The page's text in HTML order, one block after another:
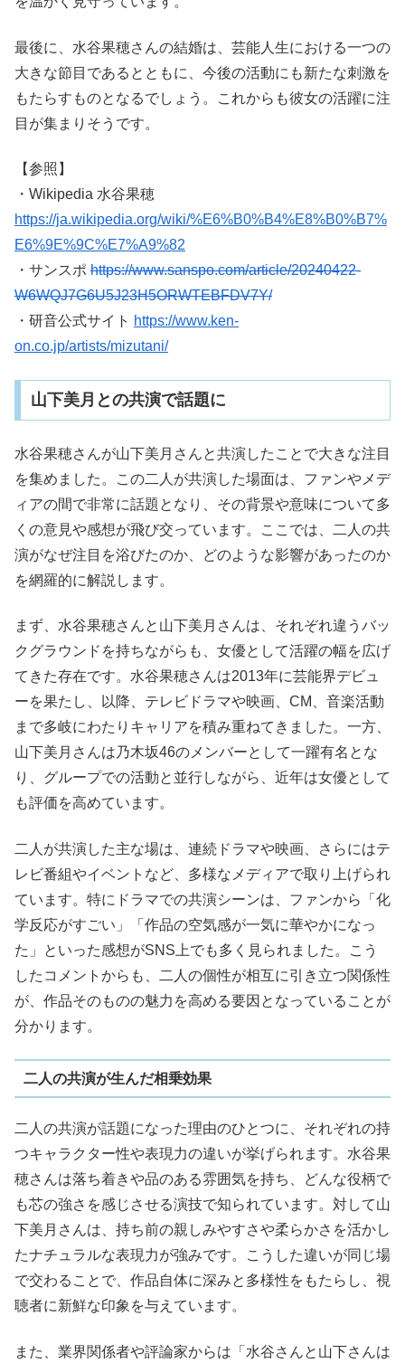
最後に、水谷果穂さんの結婚は、芸能人生における一つの
大きな節目であるとともに、今後の活動にも新たな刺激を
もたらすものとなるでしょう。これからも彼女の活躍に注
目が集まりそうです。
【参照】
・Wikipedia 水谷果穂
https://ja.wikipedia.org/wiki/%E6%B0%B4%E8%B0%B7%
E6%9E%9C%E7%A9%82
・サンスポ https://www.sanspo.com/article/20240422-
W6WQJ7G6U5J23H5ORWTEBFDV7Y/
・研音公式サイト https://www.ken-
on.co.jp/artists/mizutani/
山下美月との共演で話題に
水谷果穂さんが山下美月さんと共演したことで大きな注目
を集めました。この二人が共演した場面は、ファンやメデ
ィアの間で非常に話題となり、その背景や意味について多
くの意見や感想が飛び交っています。ここでは、二人の共
演がなぜ注目を浴びたのか、どのような影響があったのか
を網羅的に解説します。
まず、水谷果穂さんと山下美月さんは、それぞれ違うバッ
クグラウンドを持ちながらも、女優として活躍の幅を広げ
てきた存在です。水谷果穂さんは2013年に芸能界デビュ
ーを果たし、以降、テレビドラマや映画、CM、音楽活動
まで多岐にわたりキャリアを積み重ねてきました。一方、
山下美月さんは乃木坂46のメンバーとして一躍有名とな
り、グループでの活動と並行しながら、近年は女優として
も評価を高めています。
二人が共演した主な場は、連続ドラマや映画、さらにはテ
レビ番組やイベントなど、多様なメディアで取り上げられ
ています。特にドラマでの共演シーンは、ファンから「化
学反応がすごい」「作品の空気感が一気に華やかになっ
た」といった感想がSNS上でも多く見られました。こう
したコメントからも、二人の個性が相互に引き立つ関係性
が、作品そのものの魅力を高める要因となっていることが
分かります。
二人の共演が生んだ相乗効果
二人の共演が話題になった理由のひとつに、それぞれの持
つキャラクター性や表現力の違いが挙げられます。水谷果
穂さんは落ち着きや品のある雰囲気を持ち、どんな役柄で
も芯の強さを感じさせる演技で知られています。対して山
下美月さんは、持ち前の親しみやすさや柔らかさを活かし
たナチュラルな表現力が強みです。こうした違いが同じ場
で交わることで、作品自体に深みと多様性をもたらし、視
聴者に新鮮な印象を与えています。
また、業界関係者や評論家からは「水谷さんと山下さんは